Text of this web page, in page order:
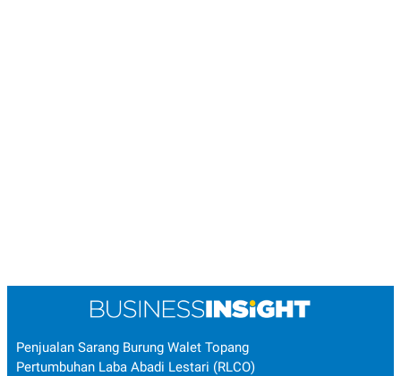
Penjualan Sarang Burung Walet Topang
Pertumbuhan Laba Abadi Lestari (RLCO)